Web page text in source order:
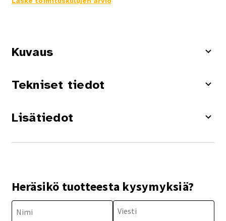
Kuvaus
Tekniset tiedot
Lisätiedot
Heräsikö tuotteesta kysymyksiä?